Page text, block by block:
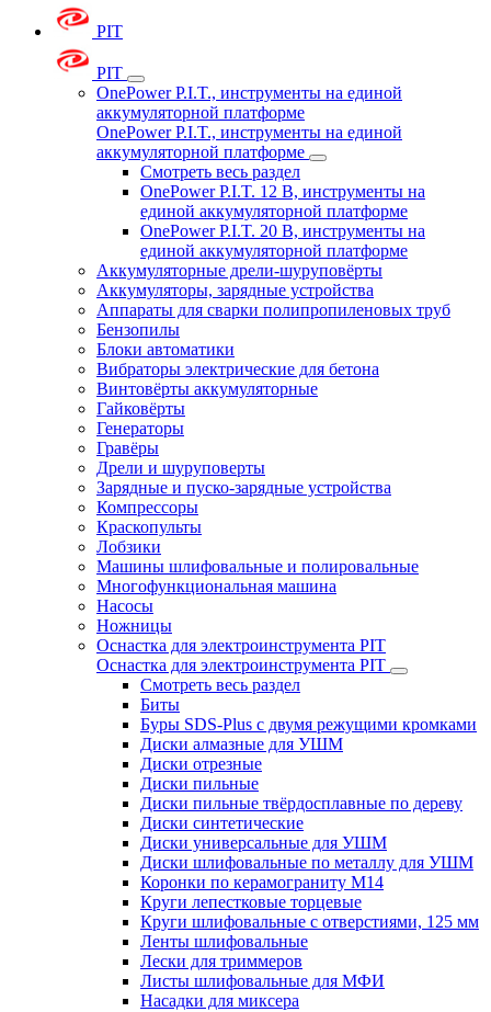
PIT
PIT
OnePower P.I.T., инструменты на единой
аккумуляторной платформе
OnePower P.I.T., инструменты на единой
аккумуляторной платформе
Смотреть весь раздел
OnePower P.I.T. 12 В, инструменты на
единой аккумуляторной платформе
OnePower P.I.T. 20 В, инструменты на
единой аккумуляторной платформе
Аккумуляторные дрели-шуруповёрты
Аккумуляторы, зарядные устройства
Аппараты для сварки полипропиленовых труб
Бензопилы
Блоки автоматики
Вибраторы электрические для бетона
Винтовёрты аккумуляторные
Гайковёрты
Генераторы
Гравёры
Дрели и шуруповерты
Зарядные и пуско-зарядные устройства
Компрессоры
Краскопульты
Лобзики
Машины шлифовальные и полировальные
Многофункциональная машина
Насосы
Ножницы
Оснастка для электроинструмента PIT
Оснастка для электроинструмента PIT
Смотреть весь раздел
Биты
Буры SDS-Plus c двумя режущими кромками
Диски алмазные для УШМ
Диски отрезные
Диски пильные
Диски пильные твёрдосплавные по дереву
Диски синтетические
Диски универсальные для УШМ
Диски шлифовальные по металлу для УШМ
Коронки по керамограниту M14
Круги лепестковые торцевые
Круги шлифовальные с отверстиями, 125 мм
Ленты шлифовальные
Лески для триммеров
Листы шлифовальные для МФИ
Насадки для миксера